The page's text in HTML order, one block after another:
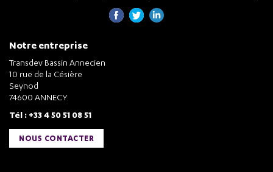
Notre entreprise
Transdev Bassin Annecien
10 rue de la Césière
Seynod
74600 ANNECY
Tél : +33 4 50 51 08 51
NOUS CONTACTER